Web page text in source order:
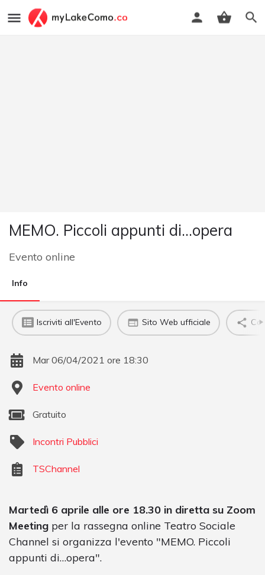
MEMO. Piccoli appunti di…opera
Evento online
Info
Iscriviti all'Evento Sito Web ufficiale
Mar 06/04/2021 ore 18:30
Evento online
Gratuito
Incontri Pubblici
TSChannel
Martedì 6 aprile alle ore 18.30 in diretta su Zoom
Meeting per la rassegna online Teatro Sociale
Channel si organizza l'evento "MEMO. Piccoli
appunti di…opera".